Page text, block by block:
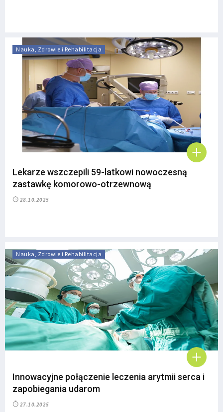
Nauka, Zdrowie i Rehabilitacja
Lekarze wszczepili 59-latkowi nowoczesną
zastawkę komorowo-otrzewnową
28.10.2025
Nauka, Zdrowie i Rehabilitacja
Innowacyjne połączenie leczenia arytmii serca i
zapobiegania udarom
27.10.2025